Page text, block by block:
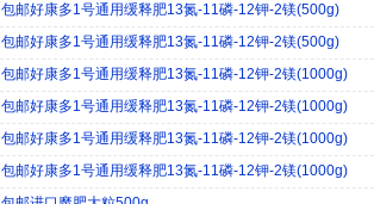
包邮好康多1号通用缓释肥13氮-11磷-12钾-2镁(500g)
包邮好康多1号通用缓释肥13氮-11磷-12钾-2镁(500g)
包邮好康多1号通用缓释肥13氮-11磷-12钾-2镁(1000g)
包邮好康多1号通用缓释肥13氮-11磷-12钾-2镁(1000g)
包邮好康多1号通用缓释肥13氮-11磷-12钾-2镁(1000g)
包邮好康多1号通用缓释肥13氮-11磷-12钾-2镁(1000g)